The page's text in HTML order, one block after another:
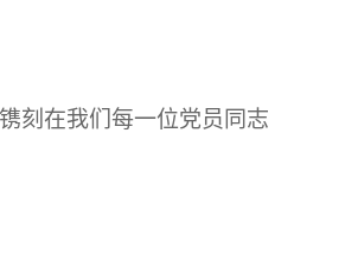
刻在我们每一位党员同志